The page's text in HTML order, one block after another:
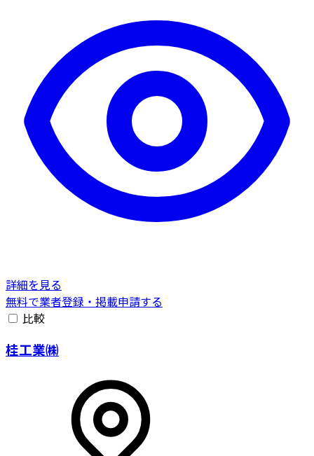
詳細を見る
無料で業者登録・掲載申請する
比較
桂工業㈱